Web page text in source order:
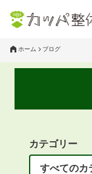
ホーム ブログ
カテゴリー